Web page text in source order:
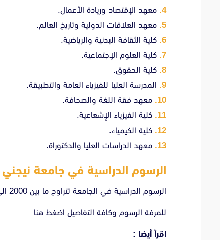
معهد الإقتصاد وريادة الأعمال.
معهد العلاقات الدولية وتاريخ العالم.
كلية الثقافة البدنية والرياضية.
كلية العلوم الإجتماعية.
كلية الحقوق.
المدرسة العليا للفيزياء العامة والتطبيقة.
معهد فقة اللغة والصحافة.
كلية الفيزياء الإشعاعية.
كلية الكيمياء.
معهد الدراسات العليا والدكتوراة.
الرسوم الدراسية في جامعة
الرسوم الدراسية في الجامعة تتراوح ما بين 2000 الى 4500 دولار في السنة حسب التخصص.
للمرفة الرسوم وكافة التفاصيل اضغط هنا
اقرأ أيضا :